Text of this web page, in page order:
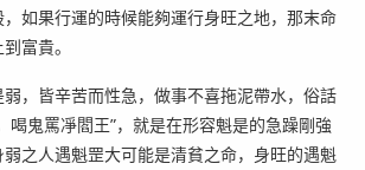
如果行運的時候能夠運行身旺之地，那末命
富貴。
皆辛苦而性急，做事不喜拖泥帶水，俗話
喝鬼罵凈閻王”，就是在形容魁是的急躁剛強
之人遇魁罡大可能是清貧之命，身旺的遇魁